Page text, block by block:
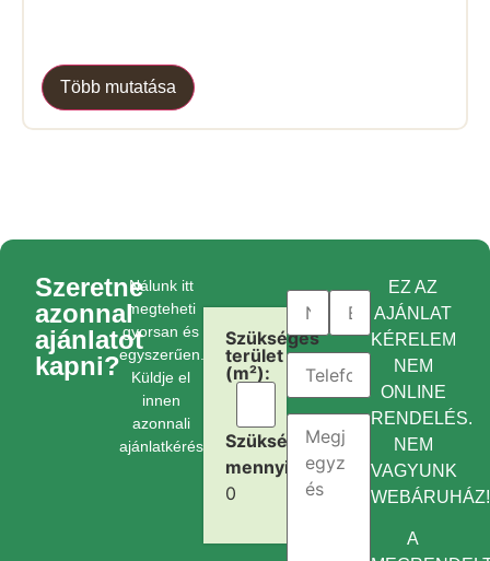
Több mutatása
Szeretne
azonnal
ajánlatot
kapni?
Nálunk itt
megteheti
gyorsan és
egyszerűen.
Küldje el
innen
azonnali
ajánlatkérését.
Szükséges
terület
(m²):
Szükséges
mennyiség:
0
EZ AZ
AJÁNLAT
KÉRELEM
NEM
ONLINE
RENDELÉS.
NEM
VAGYUNK
WEBÁRUHÁZ!
A